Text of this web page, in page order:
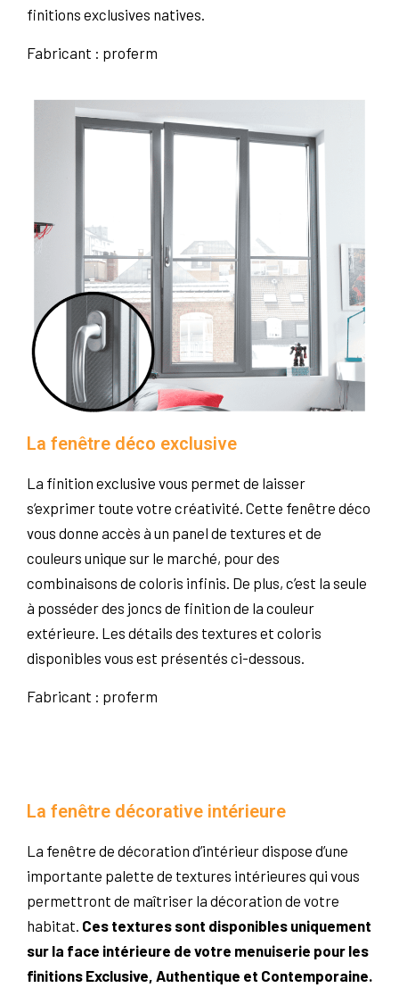
finitions exclusives natives.
Fabricant : proferm
La fenêtre déco exclusive
La finition exclusive vous permet de laisser
s’exprimer toute votre créativité. Cette fenêtre déco
vous donne accès à un panel de textures et de
couleurs unique sur le marché, pour des
combinaisons de coloris infinis. De plus, c’est la seule
à posséder des joncs de finition de la couleur
extérieure. Les détails des textures et coloris
disponibles vous est présentés ci-dessous.
Fabricant : proferm
La fenêtre décorative intérieure
La fenêtre de décoration d’intérieur dispose d’une
importante palette de textures intérieures qui vous
permettront de maîtriser la décoration de votre
habitat. Ces textures sont disponibles uniquement
sur la face intérieure de votre menuiserie pour les
finitions Exclusive, Authentique et Contemporaine.